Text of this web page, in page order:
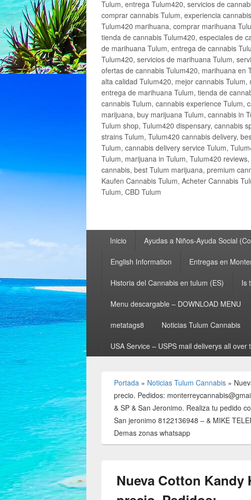
Tulum, entrega Tulum420, servicios de
comprar cannabis Tulum, experiencia
Tulum420 marihuana, comprar marihuana
tienda de cannabis Tulum420, especiales de
de marihuana Tulum, entrega de cannabis
Tulum420, servicios de marihuana Tulum,
ofertas de cannabis Tulum420, marihuana en
alta calidad Tulum420, mejor cannabis
entrega de marihuana Tulum, tienda de
cannabis Tulum, cannabis experience Tulum,
marijuana, buy marijuana Tulum, cannabis in
Tulum shop, Tulum420 dispensary, cannabis
strains Tulum, Tulum420 cannabis delivery,
Tulum, cannabis delivery service Tulum,
Tulum, marijuana in Tulum, Tulum420
cannabis, best Tulum marijuana, premium
Kaufen Cannabis Tulum, Acheter Cannabis
Tulum, CBD Tulum
principalInicio Ayudas a Niños-Ayuda Social
English Information Entregas en
Historia del Cannabis en tulum (ES) Is
Menu descargable – DOWNLOAD MENU
metatags8 Noticias Tulum Cannabis
USA Service – USPS mail deliverys all over
Portada » Noticias Tulum Cannabis »
precio. Pedidos:
& SP & San Jeronimo. Realiza tu pedido
San jeronimo 8122136948 – & MIKE
Demas zonas whatsapp
Nueva Cotton Kandy